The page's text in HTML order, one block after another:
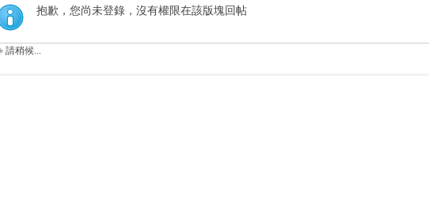
索
抱歉，您尚未登錄，沒有權限在該版塊回帖
請稍候...